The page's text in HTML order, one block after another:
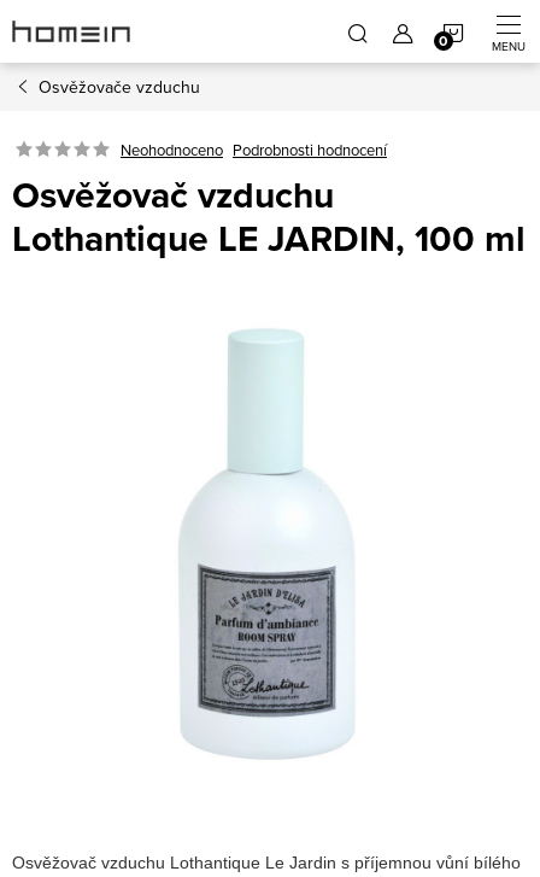
na
obsah
Osvěžovače vzduchu
Neohodnoceno Podrobnosti hodnocení
Osvěžovač vzduchu
Lothantique LE JARDIN, 100 ml
Osvěžovač vzduchu Lothantique Le Jardin s příjemnou vůní bílého